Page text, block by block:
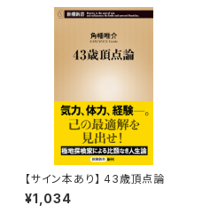
【サイン本あり】 43歳頂点論
¥1,034